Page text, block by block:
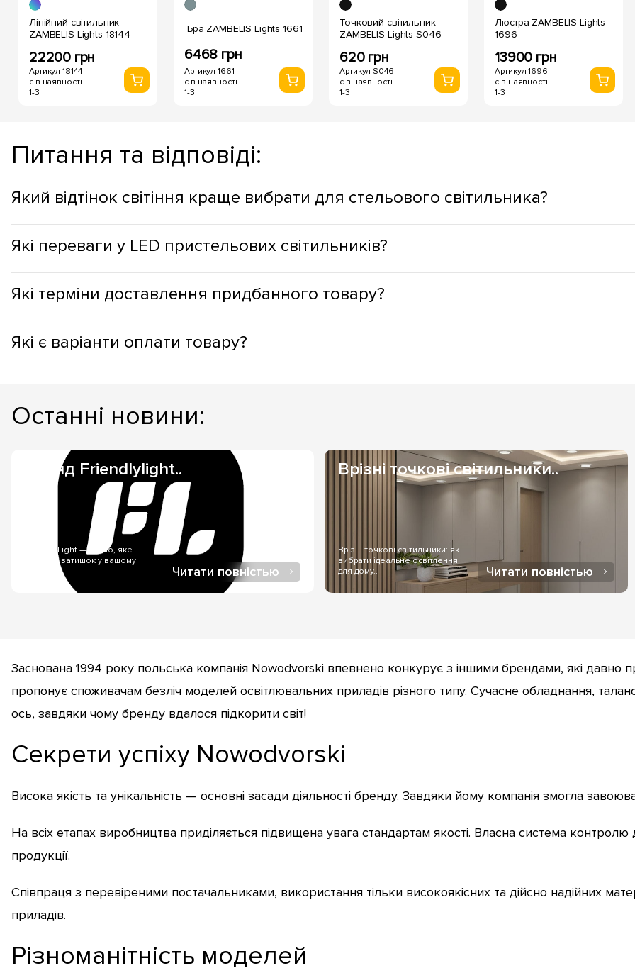
Лінійний світильник
ZAMBELIS Lights 18144
22200 грн
Артикул 18144
є в наявності
1-3
Бра ZAMBELIS Lights 1661
6468 грн
Артикул 1661
є в наявності
1-3
Точковий світильник
ZAMBELIS Lights S046
620 грн
Артикул S046
є в наявності
1-3
Люстра ZAMBELIS Lights
1696
13900 грн
Артикул 1696
є в наявності
1-3
Питання та відповіді:
Який відтінок світіння краще вибрати для стельового світильника?
робочих зонах, краще використовувати холодний відтінок світла, а для сходинок, вікон, дзеркал, зон приготування їжі -
Які переваги у LED пристельових світильників?
років; LED світильники позбавлені небезпечних речовин, у своїй конструкції, і не потребують спеціальної утилізації,
кімнатах; світильники з LED дають змогу вибрати практично будь-який необхідний відтінок світіння, з товарної лінійки, а
Які терміни доставлення придбанного товару?
складі, то терміни доставлення становитимуть 1-3 дні та залежать від Вашого розташування. Якщо ж товар замовляти
Які є варіанти оплати товару?
онлайн через LiqPay - за онлайн-купівлі, у нашому інтернет-магазині.
Останні новини:
Бренд Friendlylight..
FriendlyLight — світло, яке
створює затишок у вашому
Читати повністью
Врізні точкові світильники..
Врізні точкові світильники: як
вибрати ідеальне освітлення
для дому..
Читати повністью
Заснована 1994 року польська компанія Nowodvorski впевнено конкурує з іншими брендами, які давно
пропонує споживачам безліч моделей освітлювальних приладів різного типу. Сучасне обладнання,
ось, завдяки чому бренду вдалося підкорити світ!
Секрети успіху Nowodvorski
Висока якість та унікальність — основні засади діяльності бренду. Завдяки йому компанія змогла
На всіх етапах виробництва приділяється підвищена увага стандартам якості. Власна система
продукції.
Співпраця з перевіреними постачальниками, використання тільки високоякісних та дійсно надійних
приладів.
Різноманітність моделей